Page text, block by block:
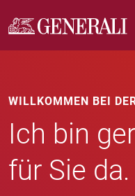
WILLKOMMEN BEI
Ich bin
für Sie da.